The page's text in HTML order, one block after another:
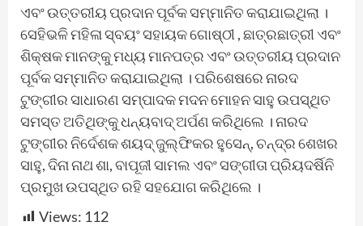
ଏବଂ ଉତ୍ତରୀୟ ପ୍ରଦାନ ପୂର୍ବକ ସମ୍ମାନିତ କରାଯାଇଥିଲା ।
ସେହିଭଳି ମହିଳା ସ୍ବୟଂ ସହାୟକ ଗୋଷ୍ଠୀ , ଛାତ୍ରଛାତ୍ରୀ ଏବଂ
ଶିକ୍ଷକ ମାନଙ୍କୁ ମଧ୍ୟ ମାନପତ୍ର ଏବଂ ଉତ୍ତରୀୟ ପ୍ରଦାନ
ପୂର୍ବକ ସମ୍ମାନିତ କରାଯାଇଥିଲା । ପରିଶେଷରେ ନାରଦ
ଟୁଙ୍ଗୀର ସାଧାରଣ ସମ୍ପାଦକ ମଦନ ମୋହନ ସାହୁ ଉପସ୍ଥିତ
ସମସ୍ତ ଅତିଥିଙ୍କୁ ଧନ୍ୟବାଦ୍ ଅର୍ପଣ କରିଥିଲେ । ନାରଦ
ଟୁଙ୍ଗୀର ନିର୍ଦେଶକ ଶୟଦ୍ ଜୁଲ୍ଫିକର ହୁସେନ୍, ଚନ୍ଦ୍ର ଶେଖର
ସାହୁ, ଦିନା ନାଥ ଶା, ବାପୂଜୀ ସାମଲ ଏବଂ ସଙ୍ଗୀତା ପ୍ରିୟଦର୍ଷିନି
ପ୍ରମୁଖ ଉପସ୍ଥିତ ରହି ସହଯୋଗ କରିଥିଲେ ।
Views: 112